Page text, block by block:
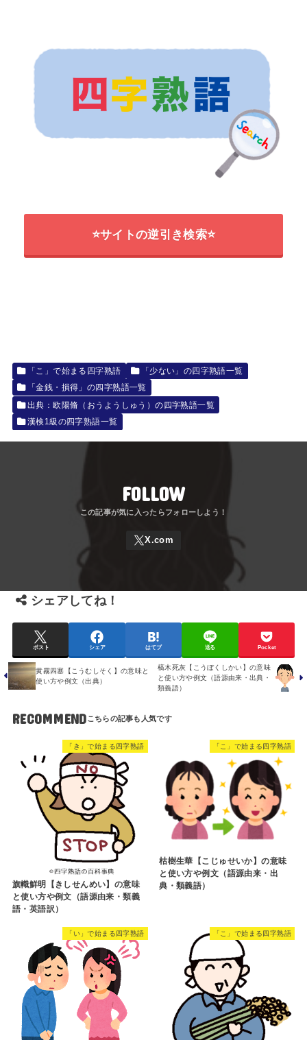
⭐サイトの逆引き検索⭐
「こ」で始まる四字熟語
「少ない」の四字熟語一覧
「金銭・損得」の四字熟語一覧
出典：欧陽脩（おうようしゅう）の四字熟語一覧
漢検1級の四字熟語一覧
FOLLOW
シェアしてね！
ポスト シェア はてブ 送る Pocket
黄霧四塞【こうむしそく】の意味と
使い方や例文（出典）
槁木死灰【こうぼくしかい】の意味
と使い方や例文（語源由来・出典・
類義語）
RECOMMEND
「き」で始まる四字熟語
旗幟鮮明【きしせんめい】の意味
と使い方や例文（語源由来・類義
語・英語訳）
「こ」で始まる四字熟語
枯樹生華【こじゅせいか】の意味
と使い方や例文（語源由来・出
典・類義語）
「い」で始まる四字熟語 「こ」で始まる四字熟語